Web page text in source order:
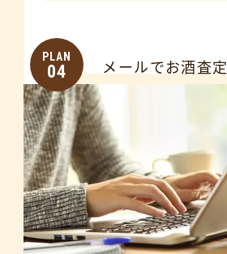
PLAN
04 メールでお酒査定